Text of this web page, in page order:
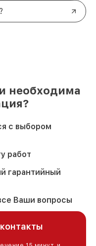
необходима
с выбором
работ
гарантийный
Ваши вопросы